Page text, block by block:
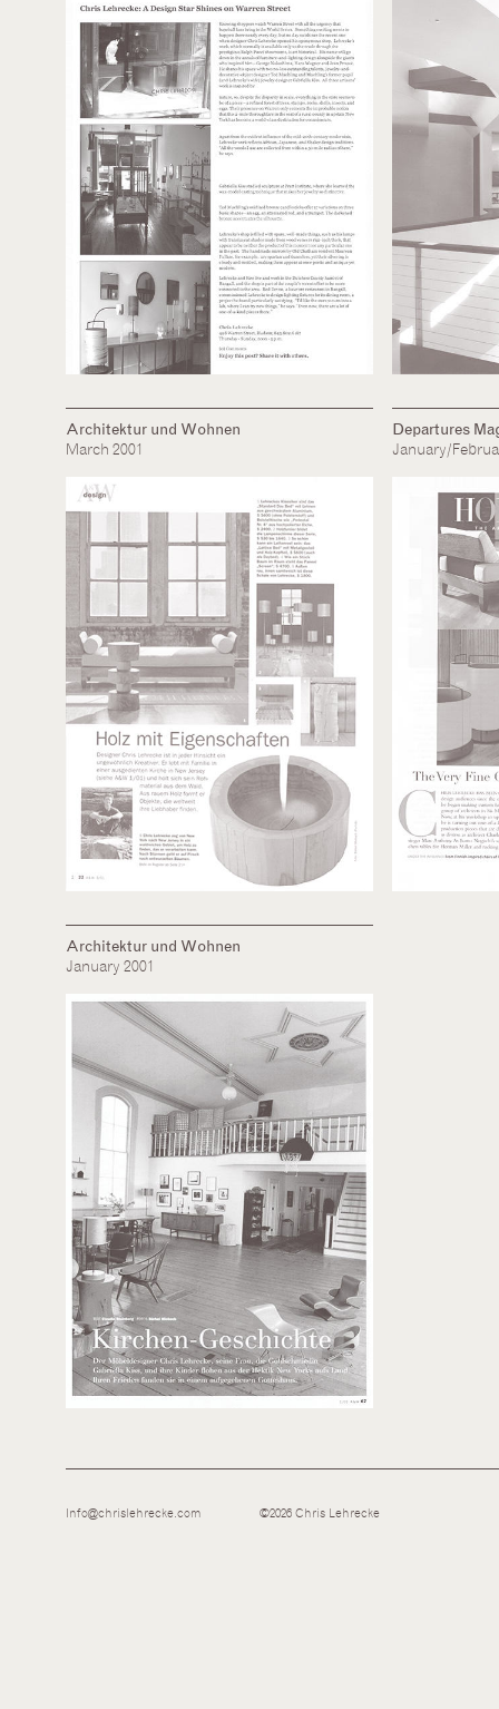
Architektur und Wohnen
March 2001
Departures
January/
Architektur und Wohnen
January 2001
Info@chrislehrecke.com ©2026 Chris Lehrecke